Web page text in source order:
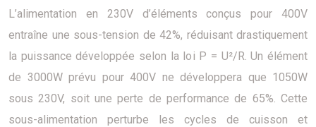
L’alimentation en 230V d’éléments conçus pour 400V
entraîne une sous-tension de 42%, réduisant drastiquement
la puissance développée selon la loi P = U²/R. Un élément
de 3000W prévu pour 400V ne développera que 1050W
sous 230V, soit une perte de performance de 65%. Cette
sous-alimentation perturbe les cycles de cuisson et